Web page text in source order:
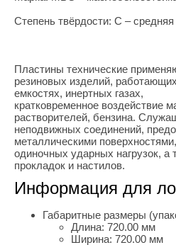
Степень твёрдости: С – средняя
Пластины технические
резиновых изделий,
емкостях, инертных газах,
кратковременное воздействие
растворителей, бензина.
неподвижных соединений,
металлическими
одиночных ударных нагрузок, а
прокладок и настилов.
Информация для
Габаритные размеры
Длина: 720.00 мм
Ширина: 720.00 мм